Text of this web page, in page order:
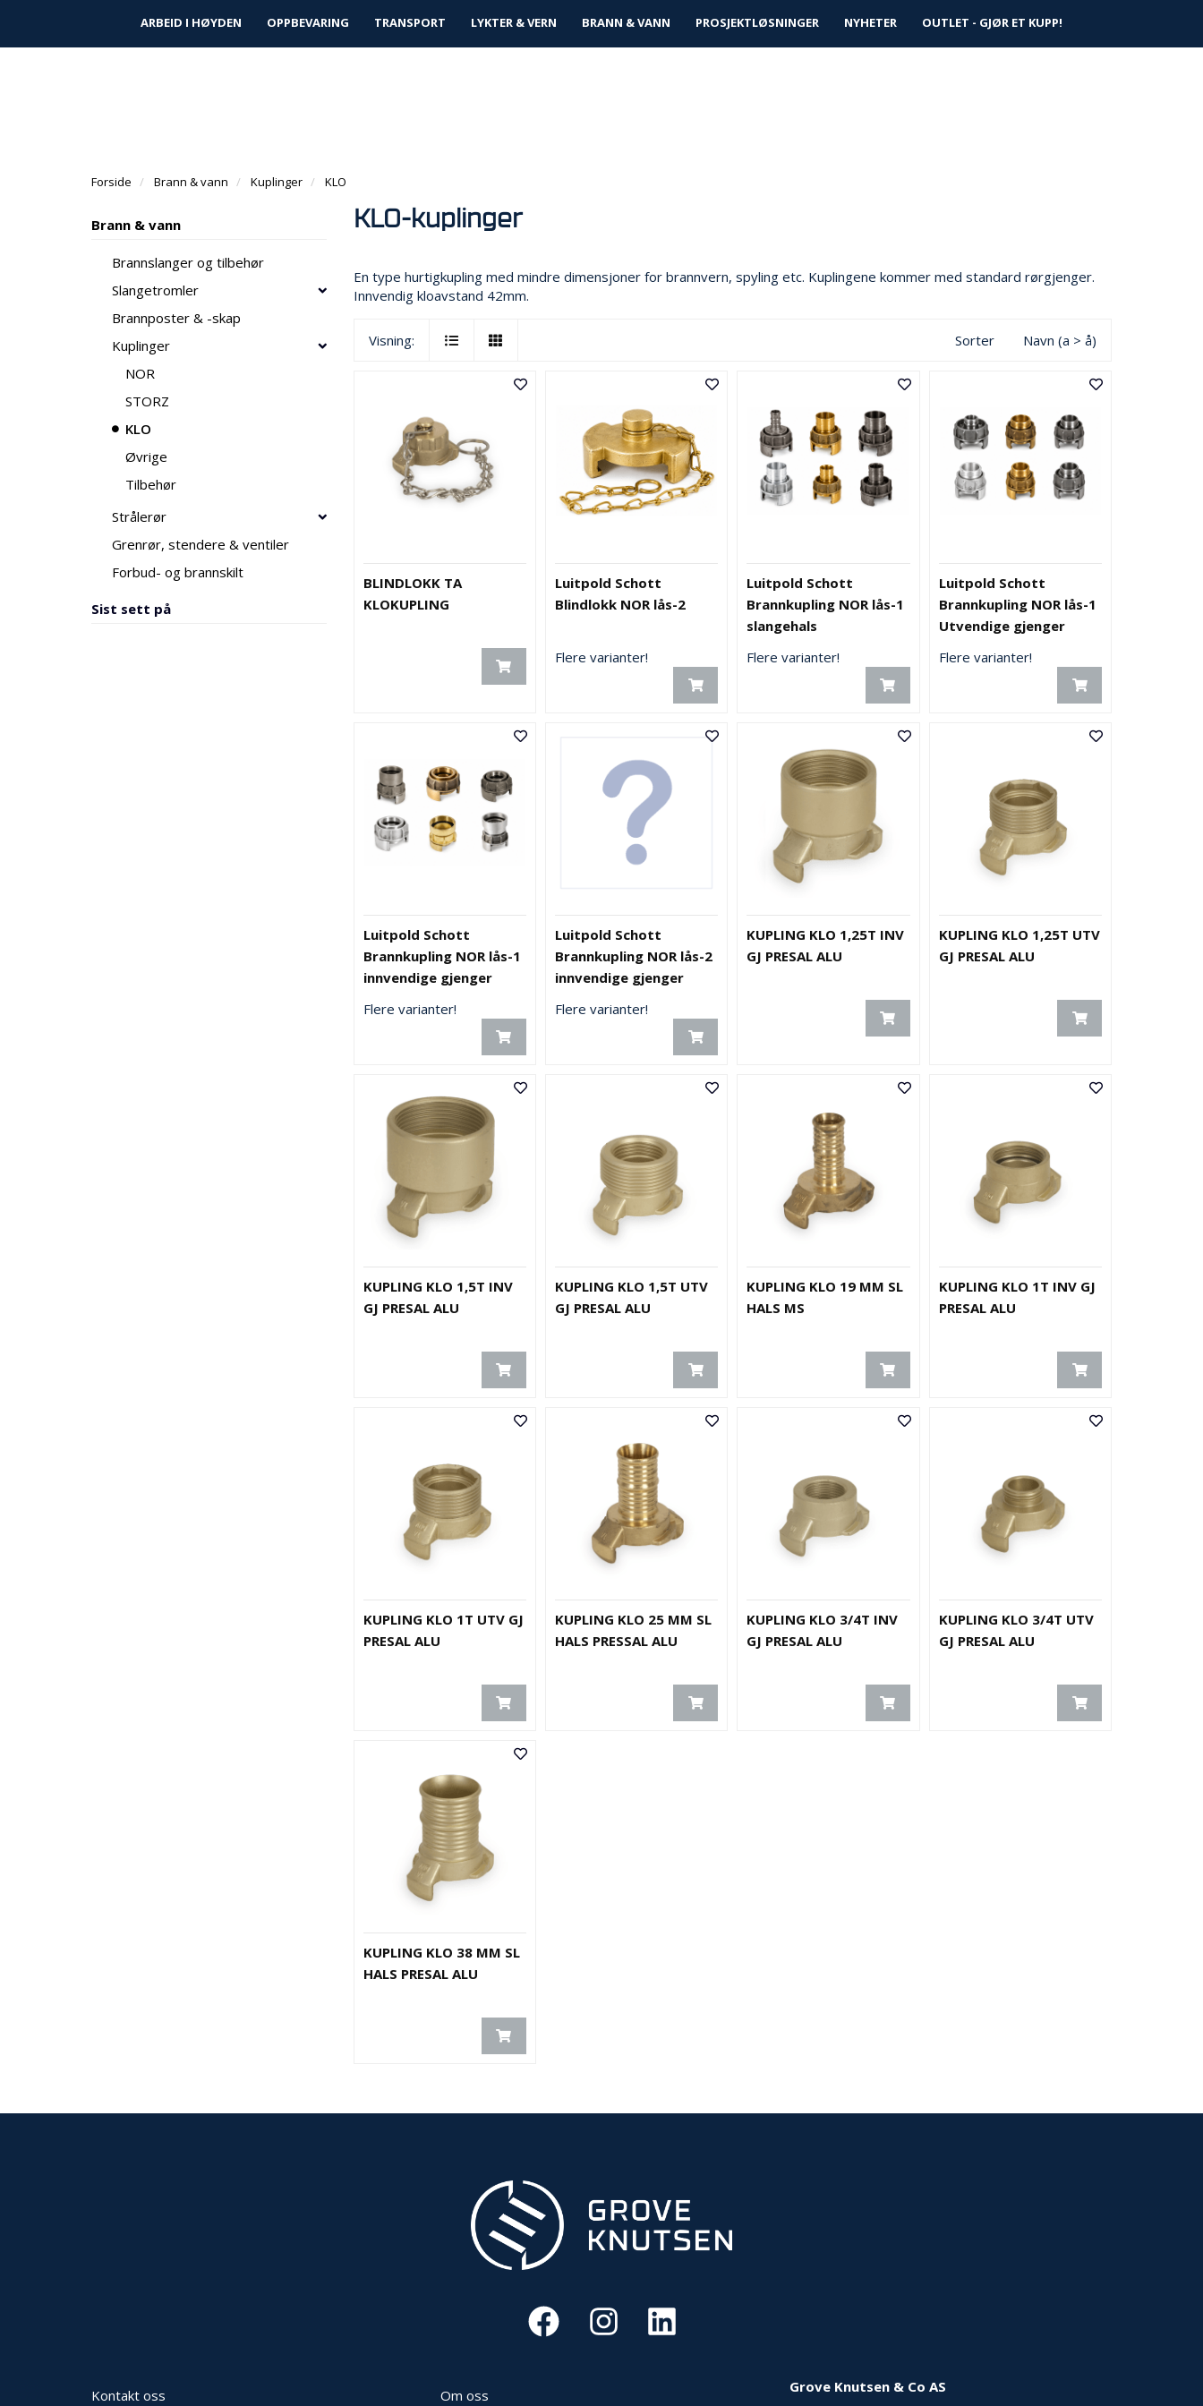
Finn forhandler| Kundeservice| Prosjektløsninger Logg inn Infosenter Favoritter
ARBEID I HØYDEN OPPBEVARING TRANSPORT LYKTER & VERN BRANN & VANN PROSJEKTLØSNINGER NYHETER OUTLET - GJØR ET KUPP!
Forside Brann & vann Kuplinger KLO
Brann & vann
Brannslanger og tilbehør
Slangetromler
Brannposter & -skap
Kuplinger
NOR
STORZ
KLO
Øvrige
Tilbehør
Strålerør
Grenrør, stendere & ventiler
Forbud- og brannskilt
Sist sett på
KLO-kuplinger
En type hurtigkupling med mindre dimensjoner for brannvern, spyling etc. Kuplingene kommer med standard rørgjenger.
Innvendig kloavstand 42mm.
Visning: Sorter Navn (a > å)
BLINDLOKK TA
KLOKUPLING
Luitpold Schott
Blindlokk NOR lås-2
Flere varianter!
Luitpold Schott
Brannkupling NOR lås-1
slangehals
Flere varianter!
Luitpold Schott
Brannkupling NOR lås-1
Utvendige gjenger
Flere varianter!
Luitpold Schott
Brannkupling NOR lås-1
innvendige gjenger
Flere varianter!
Luitpold Schott
Brannkupling NOR lås-2
innvendige gjenger
Flere varianter!
KUPLING KLO 1,25T INV
GJ PRESAL ALU
KUPLING KLO 1,25T UTV
GJ PRESAL ALU
KUPLING KLO 1,5T INV
GJ PRESAL ALU
KUPLING KLO 1,5T UTV
GJ PRESAL ALU
KUPLING KLO 19 MM SL
HALS MS
KUPLING KLO 1T INV GJ
PRESAL ALU
KUPLING KLO 1T UTV GJ
PRESAL ALU
KUPLING KLO 25 MM SL
HALS PRESSAL ALU
KUPLING KLO 3/4T INV
GJ PRESAL ALU
KUPLING KLO 3/4T UTV
GJ PRESAL ALU
KUPLING KLO 38 MM SL
HALS PRESAL ALU
Kontakt oss Om oss Grove Knutsen & Co AS